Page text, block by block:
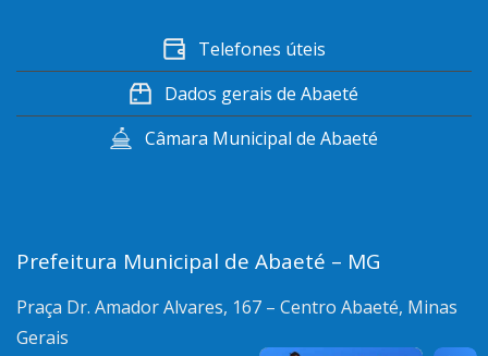
Telefones úteis
Dados gerais de Abaeté
Câmara Municipal de Abaeté
Prefeitura Municipal de Abaeté – MG
Praça Dr. Amador Alvares, 167 – Centro Abaeté, Minas
Gerais